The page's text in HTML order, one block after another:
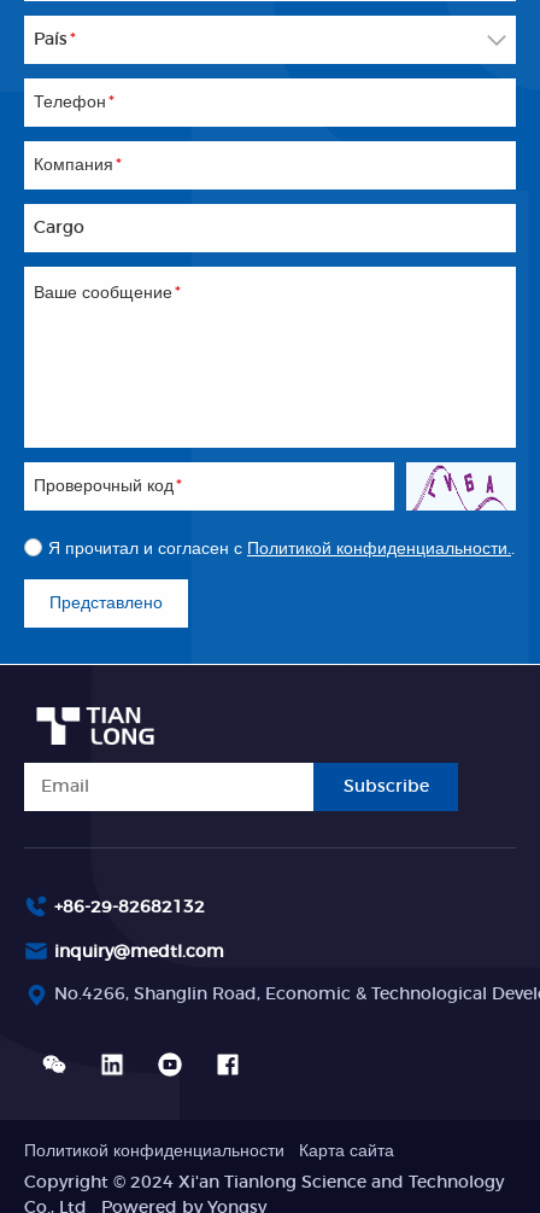
País *
Телефон *
Компания *
Cargo
Ваше сообщение*
Проверочный код*
Я прочитал и согласен с Политикой конфиденциальности..
Представлено
Subscribe
+86-29-82682132
inquiry@medtl.com
No.4266, Shanglin Road, Economic & Technological
Copyright © 2024 Xi'an Tianlong Science and Technology
Co., Ltd
Powered by Yongsy
Политикой конфиденциальности Карта сайта